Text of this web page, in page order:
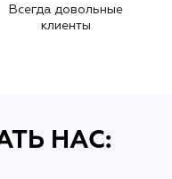
Всегда довольные
клиенты
НАС: